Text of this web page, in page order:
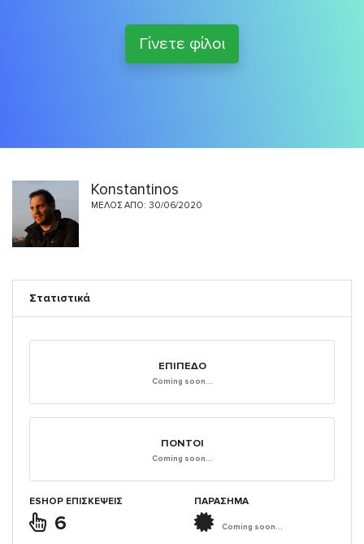
Γίνετε φίλοι
Konstantinos
ΜΈΛΟΣ ΑΠΌ: 30/06/2020
Στατιστικά
ΕΠΊΠΕΔΟ
Coming soon...
ΠΌΝΤΟΙ
Coming soon...
ESHOP ΕΠΙΣΚΈΨΕΙΣ
6
ΠΑΡΑΣΗΜΑ
Coming soon...